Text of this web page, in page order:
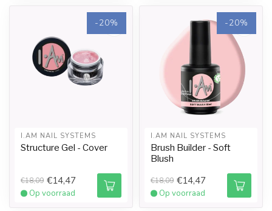
-20%
I.AM NAIL SYSTEMS
Structure Gel - Cover
€18,09 €14,47
Op voorraad
-20%
I.AM NAIL SYSTEMS
Brush Builder - Soft
Blush
€18,09 €14,47
Op voorraad